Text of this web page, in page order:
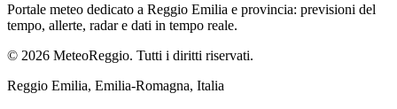
Portale meteo dedicato a Reggio Emilia e provincia: previsioni del
tempo, allerte, radar e dati in tempo reale.
© 2026 MeteoReggio. Tutti i diritti riservati.
Reggio Emilia, Emilia-Romagna, Italia